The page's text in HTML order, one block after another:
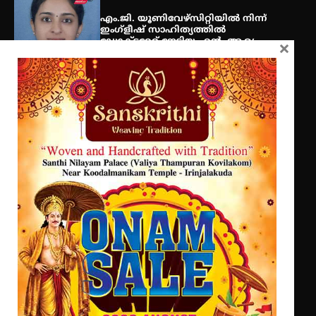
എം.ജി. യൂണിവേഴ്‌സിറ്റിയിൽ നിന്ന്
ഇംഗ്ളീഷ് സാഹിത്യത്തിൽ
ഡോക്ടറേറ്റ് നേടിയ എൻ. ആര്യ
ട്യുണീഷ്യൻ ചിത്രം ” ദി വോയിസ്
ഓഫ് ഹിന്ദ് റജബ് ” ഇരിങ്ങാലക്കുട
ഫിലിം സൊസൈറ്റി ആഗസ്റ്റ് 7
വെള്ളിയാഴ്ച സ്‌ക്രീൻ ചെയ്യുന്നു
സെന്റ് ജോസഫ്സ് കോളജ്
കോമേഴ്‌സ് അസോസിയേഷന്
തുടക്കമായി
Get In Touch
×